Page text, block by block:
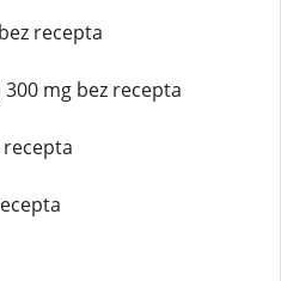
recepta
mg bez recepta